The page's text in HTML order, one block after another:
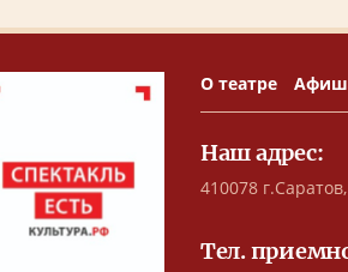
О театре
Наш адрес:
410078
Тел.